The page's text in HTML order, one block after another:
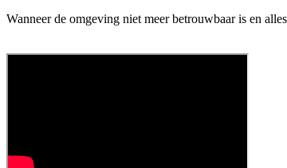
SV
UK
Wanneer de omgeving niet meer betrouwbaar is en